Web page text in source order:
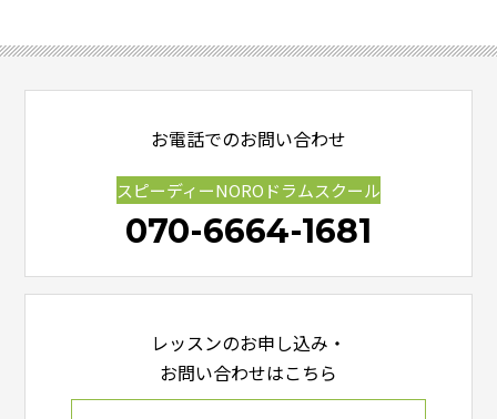
お電話でのお問い合わせ
スピーディーNOROドラムスクール
070-6664-1681
レッスンのお申し込み・
お問い合わせはこちら